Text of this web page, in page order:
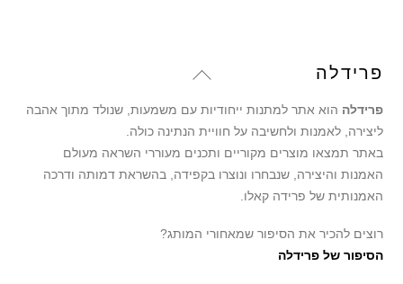
Back
Top
פרידלה
פרידלה הוא אתר למתנות ייחודיות עם משמעות, שנולד מתוך אהבה
ליצירה, לאמנות ולחשיבה על חוויית הנתינה כולה.
באתר תמצאו מוצרים מקוריים ותכנים מעוררי השראה מעולם
האמנות והיצירה, שנבחרו ונוצרו בקפידה, בהשראת דמותה ודרכה
האמנותית של פרידה קאלו.
רוצים להכיר את הסיפור שמאחורי המותג?
הסיפור של פרידלה